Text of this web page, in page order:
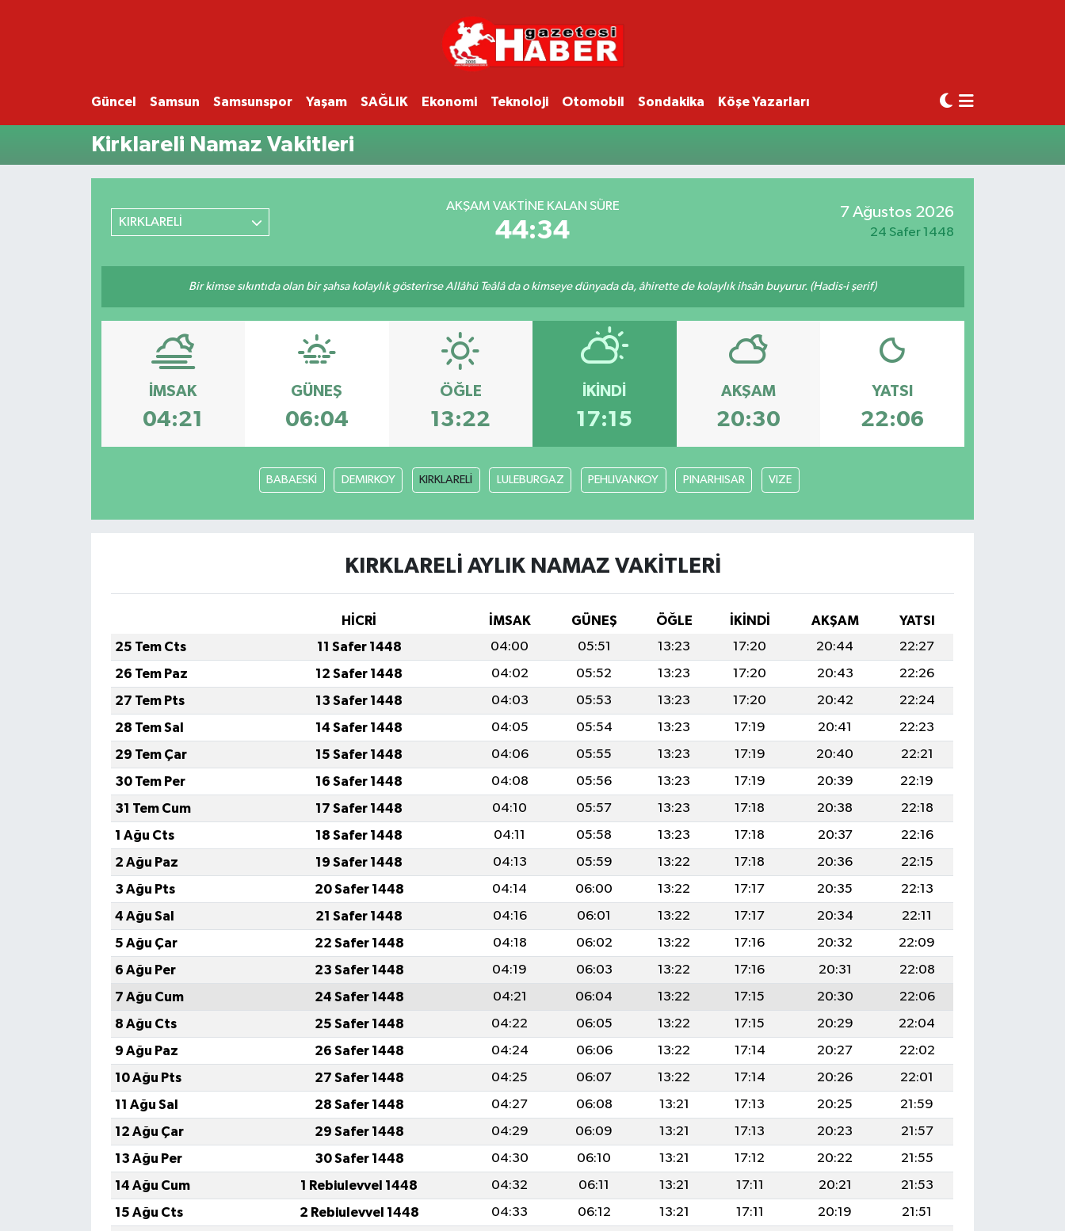
Güncel Samsun Samsunspor Yaşam SAĞLIK Ekonomi Teknoloji Otomobil Sondakika Köşe Yazarları
Kirklareli Namaz Vakitleri
KIRKLARELİ
AKŞAM VAKTINE KALAN SÜRE
44:34
7 Ağustos 2026
24 Safer 1448
Bir kimse sıkıntıda olan bir şahsa kolaylık gösterirse Allâhü Teâlâ da o kimseye dünyada da, âhirette de kolaylık ihsân buyurur. (Hadis-i şerif)
İMSAK
04:21
GÜNEŞ
06:04
ÖĞLE
13:22
İKINDI
17:15
AKŞAM
20:30
YATSI
22:06
BABAESKİ DEMIRKOY KIRKLARELİ LULEBURGAZ PEHLIVANKOY PINARHISAR VIZE
KIRKLARELİ AYLIK NAMAZ VAKITLERI
HİCRİ İMSAK GÜNEŞ ÖĞLE İKINDI AKŞAM
YATSI
25 Tem Cts
11 Safer 1448 04:00 05:51 13:23 17:20 20:44
22:27
26 Tem Paz
12 Safer 1448 04:02 05:52 13:23 17:20 20:43
22:26
27 Tem Pts
13 Safer 1448 04:03 05:53 13:23 17:20 20:42
22:24
28 Tem Sal
14 Safer 1448 04:05 05:54 13:23 17:19 20:41
22:23
29 Tem Çar
15 Safer 1448 04:06 05:55 13:23 17:19 20:40
22:21
30 Tem Per
16 Safer 1448 04:08 05:56 13:23 17:19 20:39
22:19
31 Tem Cum
17 Safer 1448 04:10 05:57 13:23 17:18 20:38
22:18
1 Ağu Cts
18 Safer 1448 04:11 05:58 13:23 17:18 20:37
22:16
2 Ağu Paz
19 Safer 1448 04:13 05:59 13:22 17:18 20:36
22:15
3 Ağu Pts
20 Safer 1448 04:14 06:00 13:22 17:17 20:35
22:13
4 Ağu Sal
21 Safer 1448 04:16 06:01 13:22 17:17 20:34
22:11
5 Ağu Çar
22 Safer 1448 04:18 06:02 13:22 17:16 20:32
22:09
6 Ağu Per
23 Safer 1448 04:19 06:03 13:22 17:16 20:31
22:08
7 Ağu Cum
24 Safer 1448 04:21 06:04 13:22 17:15 20:30
22:06
8 Ağu Cts
25 Safer 1448 04:22 06:05 13:22 17:15 20:29
22:04
9 Ağu Paz
26 Safer 1448 04:24 06:06 13:22 17:14 20:27
22:02
10 Ağu Pts
27 Safer 1448 04:25 06:07 13:22 17:14 20:26
22:01
11 Ağu Sal
28 Safer 1448 04:27 06:08 13:21 17:13 20:25
21:59
12 Ağu Çar
29 Safer 1448 04:29 06:09 13:21 17:13 20:23
21:57
13 Ağu Per
30 Safer 1448 04:30 06:10 13:21 17:12 20:22
21:55
14 Ağu Cum
1 Rebiulevvel 1448 04:32 06:11 13:21 17:11 20:21
21:53
15 Ağu Cts
2 Rebiulevvel 1448 04:33 06:12 13:21 17:11 20:19
21:51
SAMSUN
SAMSUNSPOR
EKONOMİ